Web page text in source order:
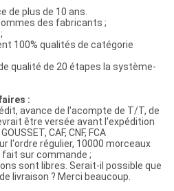
de plus de 10 ans.
des fabricants ;
100% qualités de catégorie
qualité de 20 étapes la système-
:
avance de l'acompte de T/T, de
être versée avant l'expédition
CAF, CNF, FCA
l'ordre régulier, 10000 morceaux
fait sur commande ;
sont libres. Serait-il possible que
livraison ? Merci beaucoup.